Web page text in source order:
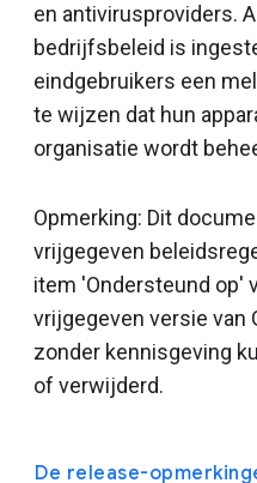
en antivirusproviders.
bedrijfsbeleid is
eindgebruikers een
te wijzen dat hun
organisatie wordt
Opmerking: Dit
vrijgegeven
item 'Ondersteund op'
vrijgegeven versie van
zonder kennisgeving
of verwijderd.
De release-